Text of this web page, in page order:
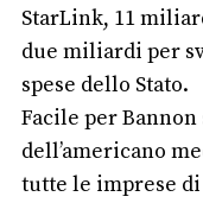
StarLink, 11
due miliardi per
spese dello Stato.
Facile per
dell’americano
tutte le imprese